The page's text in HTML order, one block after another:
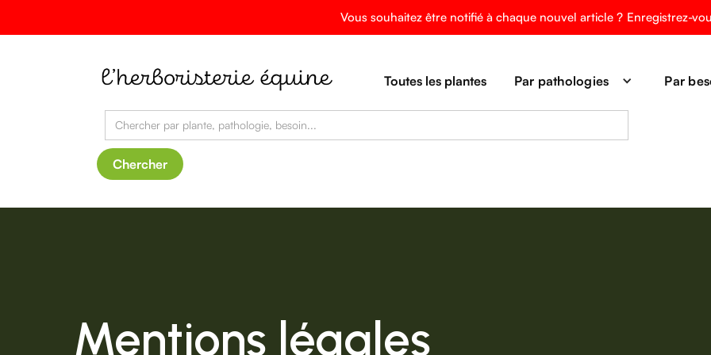
Vous souhaitez être notifié à chaque nouvel article ? Enregistrez-
Toutes les plantes Par pathologies Par
Mentions légales